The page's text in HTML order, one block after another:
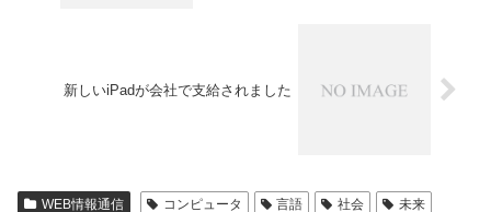
新しいiPadが会社で支給されました
WEB情報通信 コンピュータ 言語 社会 未来